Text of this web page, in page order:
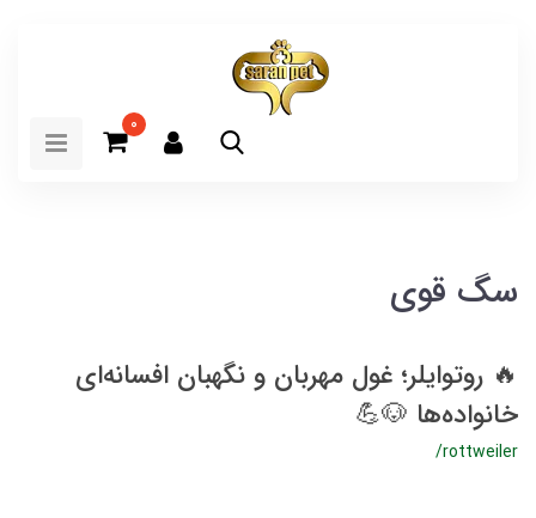
0
سگ قوی
🔥 روتوایلر؛ غول مهربان و نگهبان افسانه‌ای
خانواده‌ها 🐶💪
/rottweiler